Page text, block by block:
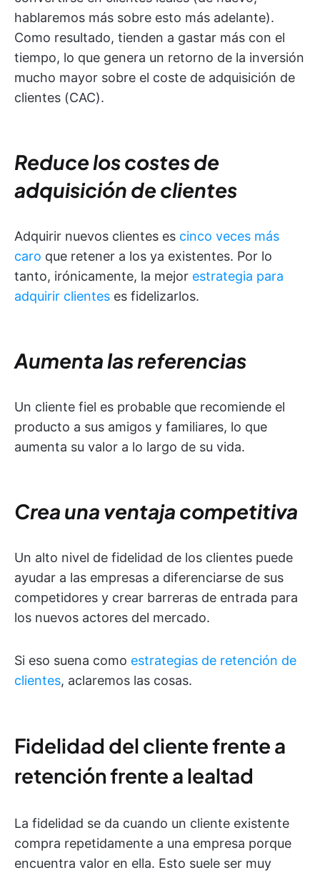
hablaremos más sobre esto más adelante).
Como resultado, tienden a gastar más con el
tiempo, lo que genera un retorno de la inversión
mucho mayor sobre el coste de adquisición de
clientes (CAC).
Reduce los costes de
adquisición de clientes
Adquirir nuevos clientes es cinco veces más
caro que retener a los ya existentes. Por lo
tanto, irónicamente, la mejor estrategia para
adquirir clientes es fidelizarlos.
Aumenta las referencias
Un cliente fiel es probable que recomiende el
producto a sus amigos y familiares, lo que
aumenta su valor a lo largo de su vida.
Crea una ventaja competitiva
Un alto nivel de fidelidad de los clientes puede
ayudar a las empresas a diferenciarse de sus
competidores y crear barreras de entrada para
los nuevos actores del mercado.
Si eso suena como estrategias de retención de
clientes, aclaremos las cosas.
Fidelidad del cliente frente a
retención frente a lealtad
La fidelidad se da cuando un cliente existente
compra repetidamente a una empresa porque
encuentra valor en ella. Esto suele ser muy